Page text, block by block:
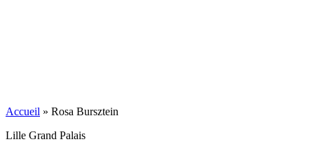
Accueil » Rosa Bursztein
Lille Grand Palais